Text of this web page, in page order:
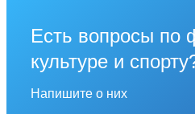
Есть вопросы по
культуре и
Напишите о них